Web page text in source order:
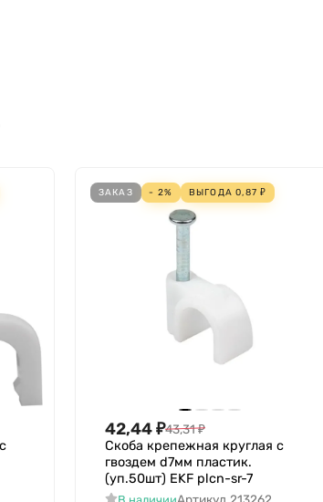
ЗАКАЗ - 2% ВЫГОДА0,87 ₽
42,44₽43,31₽
Скоба крепежная круглая с
гвоздем d7мм пластик.
(уп.50шт) EKF plcn-sr-7
Артикул 213262